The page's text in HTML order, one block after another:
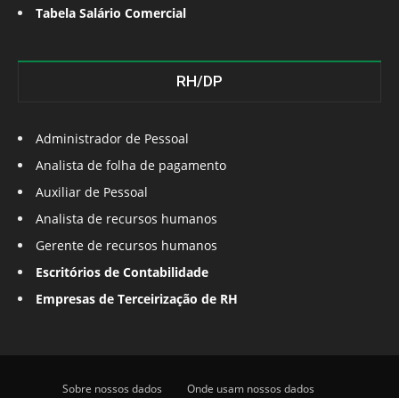
Tabela Salário Comercial
RH/DP
Administrador de Pessoal
Analista de folha de pagamento
Auxiliar de Pessoal
Analista de recursos humanos
Gerente de recursos humanos
Escritórios de Contabilidade
Empresas de Terceirização de RH
Sobre nossos dados Onde usam nossos dados